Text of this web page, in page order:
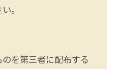
。
を第三者に配布する